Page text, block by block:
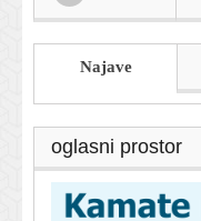
Najave
oglasni prostor